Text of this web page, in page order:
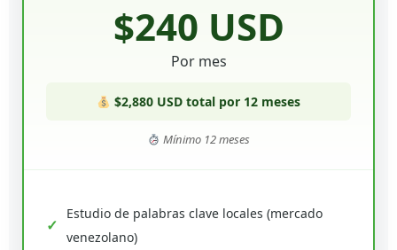
$240 USD
Por mes
$2,880 USD total por 12 meses
Mínimo 12 meses
Estudio de palabras clave locales (mercado
venezolano)